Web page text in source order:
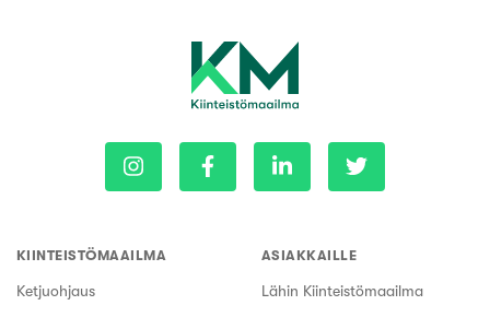
KIINTEISTÖMAAILMA
Ketjuohjaus
ASIAKKAILLE
Lähin Kiinteistömaailma